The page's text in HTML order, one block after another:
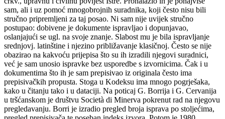
sam, ali i uz pomoć mnogobrojnih suradnika, koji često nisu bili
stručno pripremljeni za taj posao. Ni sam nije uvijek stručno
postupao: dobivene je dokumente ispravljao i dopunjavao,
oslanjajući se ugl. na svoje znanje. Slabost mu je bila ispravljanje
srednjovj. latinštine i njezino približavanje klasičnoj. Često se nije
obazirao na kakvoću prijepisa što su ih izradili njegovi suradnici,
već je sam unosio ispravke bez usporedbe s izvornicima. Čak i u
dokumentima što ih je sam prepisivao iz originala često ima
prepisivačkih propusta. Stoga u Kodeksu ima mnogo pogrješaka,
kako u čitanju tako i u dataciji. Na poticaj G. Borrija i G. Cervanija
u tršćanskom je društvu Società di Minerva pokrenut rad na njegovu
pregledavanju. Borri je izradio pregled broja isprava po stoljećima,